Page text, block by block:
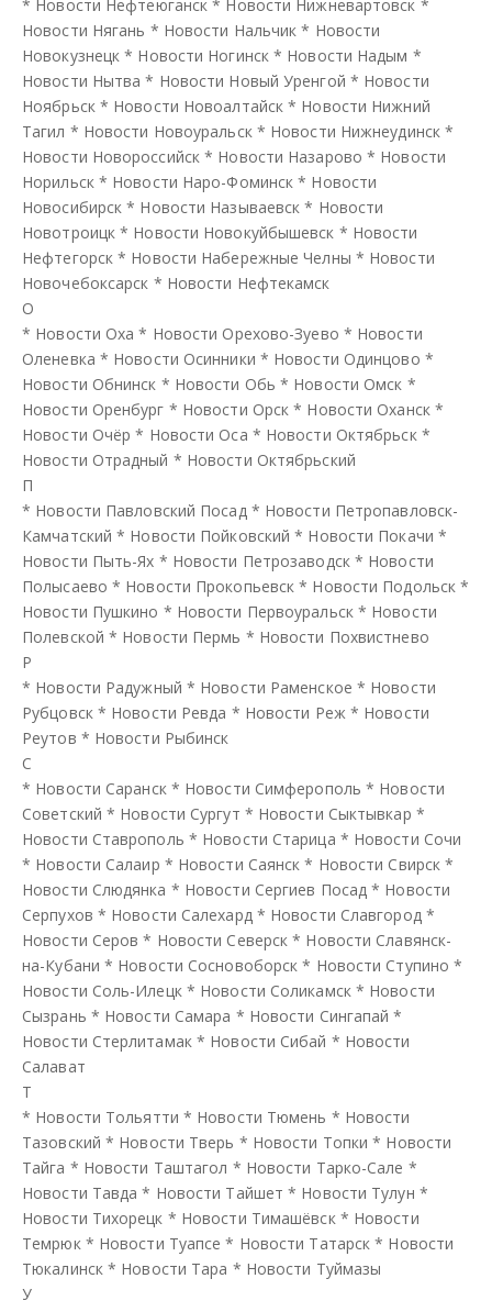
* Новости Нефтеюганск * Новости Нижневартовск *
Новости Нягань * Новости Нальчик * Новости
Новокузнецк * Новости Ногинск * Новости Надым *
Новости Нытва * Новости Новый Уренгой * Новости
Ноябрьск * Новости Новоалтайск * Новости Нижний
Тагил * Новости Новоуральск * Новости Нижнеудинск *
Новости Новороссийск * Новости Назарово * Новости
Норильск * Новости Наро-Фоминск * Новости
Новосибирск * Новости Называевск * Новости
Новотроицк * Новости Новокуйбышевск * Новости
Нефтегорск * Новости Набережные Челны * Новости
Новочебоксарск * Новости Нефтекамск
О
* Новости Оха * Новости Орехово-Зуево * Новости
Оленевка * Новости Осинники * Новости Одинцово *
Новости Обнинск * Новости Обь * Новости Омск *
Новости Оренбург * Новости Орск * Новости Оханск *
Новости Очёр * Новости Оса * Новости Октябрьск *
Новости Отрадный * Новости Октябрьский
П
* Новости Павловский Посад * Новости Петропавловск-
Камчатский * Новости Пойковский * Новости Покачи *
Новости Пыть-Ях * Новости Петрозаводск * Новости
Полысаево * Новости Прокопьевск * Новости Подольск *
Новости Пушкино * Новости Первоуральск * Новости
Полевской * Новости Пермь * Новости Похвистнево
Р
* Новости Радужный * Новости Раменское * Новости
Рубцовск * Новости Ревда * Новости Реж * Новости
Реутов * Новости Рыбинск
С
* Новости Саранск * Новости Симферополь * Новости
Советский * Новости Сургут * Новости Сыктывкар *
Новости Ставрополь * Новости Старица * Новости Сочи
* Новости Салаир * Новости Саянск * Новости Свирск *
Новости Слюдянка * Новости Сергиев Посад * Новости
Серпухов * Новости Салехард * Новости Славгород *
Новости Серов * Новости Северск * Новости Славянск-
на-Кубани * Новости Сосновоборск * Новости Ступино *
Новости Соль-Илецк * Новости Соликамск * Новости
Сызрань * Новости Самара * Новости Сингапай *
Новости Стерлитамак * Новости Сибай * Новости
Салават
Т
* Новости Тольятти * Новости Тюмень * Новости
Тазовский * Новости Тверь * Новости Топки * Новости
Тайга * Новости Таштагол * Новости Тарко-Сале *
Новости Тавда * Новости Тайшет * Новости Тулун *
Новости Тихорецк * Новости Тимашёвск * Новости
Темрюк * Новости Туапсе * Новости Татарск * Новости
Тюкалинск * Новости Тара * Новости Туймазы
У